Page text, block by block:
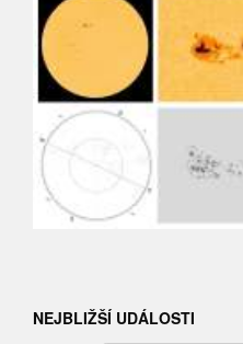
NEJBLIŽŠÍ UDÁLOSTI